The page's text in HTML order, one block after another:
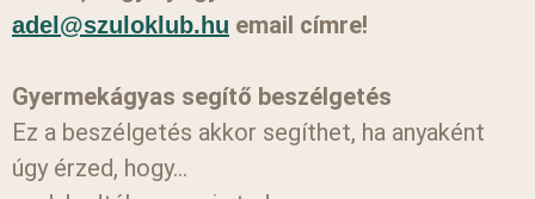
adel@szuloklub.hu email címre!
Gyermekágyas segítő beszélgetés
Ez a beszélgetés akkor segíthet, ha anyaként
úgy érzed, hogy…